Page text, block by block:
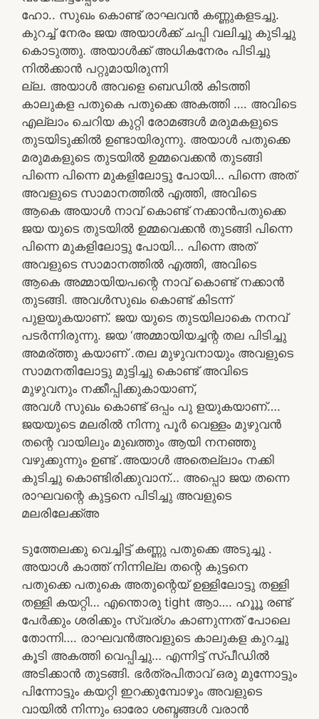
ഹോ.. സുഖം കൊണ്ട് രാഘവൻ കണ്ണുകളടച്ചു.
കുറച്ച് നേരം ജയ അയാൾക്ക് ചപ്പി വലിച്ചു കുടിച്ചു
കൊടുത്തു. അയാൾക്ക് അധികനേരം പിടിച്ചു
നിൽക്കാൻ പറ്റുമായിരുന്നി
ല്ല. അയാൾ അവളെ ബെഡിൽ കിടത്തി
കാലുകള പതുകെ പതുക്കെ അകത്തി …. അവിടെ
എല്ലാം ചെറിയ കുറ്റി രോമങ്ങൾ മരുമകളുടെ
തുടയിടുക്കിൽ ഉണ്ടായിരുന്നു. അയാൾ പതുക്കെ
മരുമകളുടെ തുടയിൽ ഉമ്മവെക്കൻ തുടങ്ങി
പിന്നെ പിന്നെ മുകളിലോട്ടു പോയി… പിന്നെ അത്
അവളുടെ സാമാനത്തിൽ എത്തി, അവിടെ
ആകെ അയാൾ നാവ് കൊണ്ട് നക്കാൻപതുക്കെ
ജയ യുടെ തുടയിൽ ഉമ്മവെക്കൻ തുടങ്ങി പിന്നെ
പിന്നെ മുകളിലോട്ടു പോയി… പിന്നെ അത്
അവളുടെ സാമാനത്തിൽ എത്തി, അവിടെ
ആകെ അമ്മായിയപന്റെ നാവ് കൊണ്ട് നക്കാൻ
തുടങ്ങി. അവൾസുഖം കൊണ്ട് കിടന്ന്
പുളയുകയാണ്. ജയ യുടെ തുടയിലാകെ നനവ്
പടർന്നിരുന്നു. ജയ ‘അമ്മായിയച്ചന്റ തല പിടിച്ചു
അമര്ത്തു കയാണ് .തല മുഴുവനായും അവളുടെ
സാമനതിലോട്ടു മുട്ടിച്ചു കൊണ്ട് അവിടെ
മുഴുവനും നക്കീപ്പിക്കുകായാണ്,
അവൾ സുഖം കൊണ്ട് ഒപ്പം പു ളയുകയാണ്….
ജയയുടെ മലരിൽ നിന്നു പൂർ വെള്ളം മുഴുവൻ
തന്റെ വായിലും മുഖത്തും ആയി നനഞ്ഞു
വഴുക്കുന്നും ഉണ്ട് .അയാൾ അതെല്ലാം നക്കി
കുടിച്ചു കൊണ്ടിരിക്കുവാന്… അപ്പൊ ജയ തന്നെ
രാഘവന്റെ കുട്ടനെ പിടിച്ചു അവളുടെ
മലരിലേക്ക്അ
ടുത്തേലക്കു വെച്ചിട്ട് കണ്ണു പതുക്കെ അടുച്ചു .
അയാൾ കാത്ത് നിന്നില്ല തന്റെ കുട്ടനെ
പതുക്കെ പതുകെ അതുന്റെയ് ഉള്ളിലോട്ടു തള്ളി
തള്ളി കയറ്റി… എന്തൊരു tight ആാ…. ഹൂൂൂ രണ്ട്
പേർക്കും ശരിക്കും സ്വര്ഗം കാണുന്നത് പോലെ
തോന്നി…. രാഘവൻഅവളുടെ കാലുകള കുറച്ചു
കൂടി അകത്തി വെപ്പിച്ചു… എന്നിട്ട് സ്പീഡിൽ
അടിക്കാൻ തുടങ്ങി. ഭർത്രപിതാവ് ഒരു മുന്നോട്ടും
പിന്നോട്ടും കയറ്റി ഇറക്കുമ്പോഴും അവളുടെ
വായിൽ നിന്നും ഓരോ ശബ്ദങ്ങൾ വരാൻ